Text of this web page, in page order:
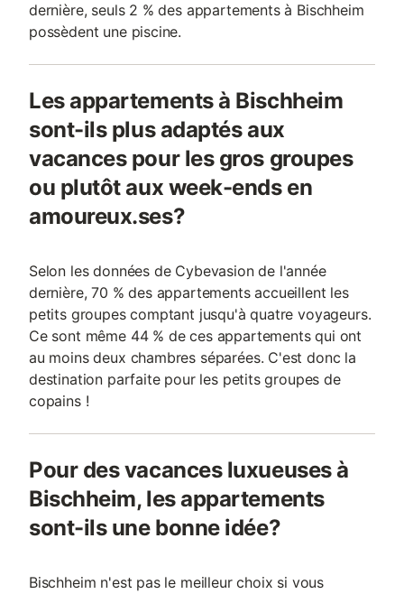
dernière, seuls 2 % des appartements à Bischheim
possèdent une piscine.
Les appartements à Bischheim
sont-ils plus adaptés aux
vacances pour les gros groupes
ou plutôt aux week-ends en
amoureux.ses?
Selon les données de Cybevasion de l'année
dernière, 70 % des appartements accueillent les
petits groupes comptant jusqu'à quatre voyageurs.
Ce sont même 44 % de ces appartements qui ont
au moins deux chambres séparées. C'est donc la
destination parfaite pour les petits groupes de
copains !
Pour des vacances luxueuses à
Bischheim, les appartements
sont-ils une bonne idée?
Bischheim n'est pas le meilleur choix si vous